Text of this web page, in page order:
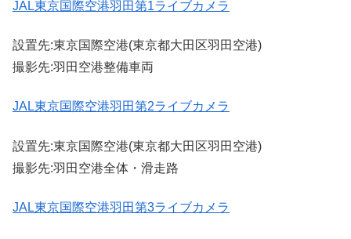
JAL東京国際空港羽田第1ライブカメラ
設置先:東京国際空港(東京都大田区羽田空港)
撮影先:羽田空港整備車両
JAL東京国際空港羽田第2ライブカメラ
設置先:東京国際空港(東京都大田区羽田空港)
撮影先:羽田空港全体・滑走路
JAL東京国際空港羽田第3ライブカメラ